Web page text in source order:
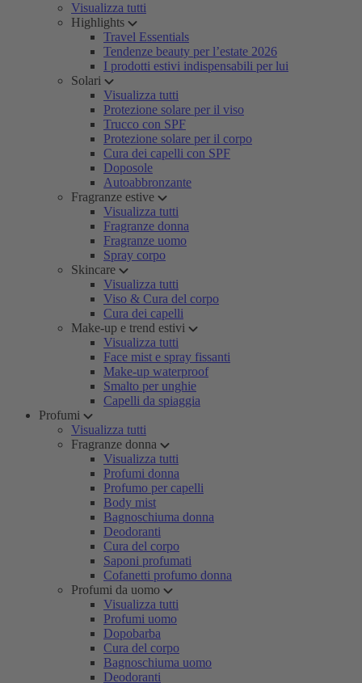
Visualizza tutti
Highlights
Travel Essentials
Tendenze beauty per l’estate 2026
I prodotti estivi indispensabili per lui
Solari
Visualizza tutti
Protezione solare per il viso
Trucco con SPF
Protezione solare per il corpo
Cura dei capelli con SPF
Doposole
Autoabbronzante
Fragranze estive
Visualizza tutti
Fragranze donna
Fragranze uomo
Spray corpo
Skincare
Visualizza tutti
Viso & Cura del corpo
Cura dei capelli
Make-up e trend estivi
Visualizza tutti
Face mist e spray fissanti
Make-up waterproof
Smalto per unghie
Capelli da spiaggia
Profumi
Visualizza tutti
Fragranze donna
Visualizza tutti
Profumi donna
Profumo per capelli
Body mist
Bagnoschiuma donna
Deodoranti
Cura del corpo
Saponi profumati
Cofanetti profumo donna
Profumi da uomo
Visualizza tutti
Profumi uomo
Dopobarba
Cura del corpo
Bagnoschiuma uomo
Deodoranti